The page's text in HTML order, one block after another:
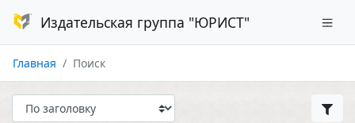
Издательская группа "ЮРИСТ"
Главная Поиск